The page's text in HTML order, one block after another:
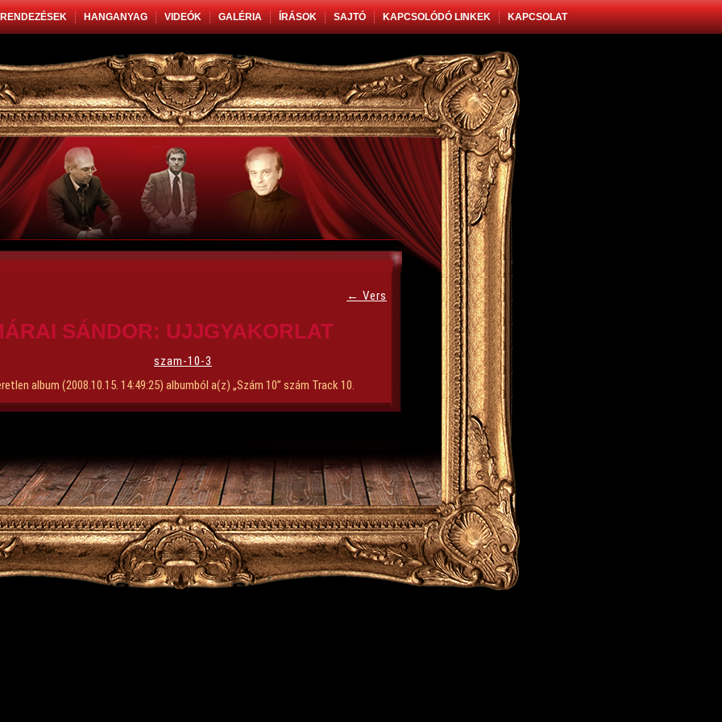
RENDEZÉSEK HANGANYAG VIDEÓK GALÉRIA ÍRÁSOK SAJTÓ KAPCSOLÓDÓ LINKEK KAPCSOLAT
← Vers
SÁNDOR: UJJGYAKORLAT
szam-10-3
album (2008.10.15. 14:49:25) albumból a(z) „Szám 10” szám Track 10.